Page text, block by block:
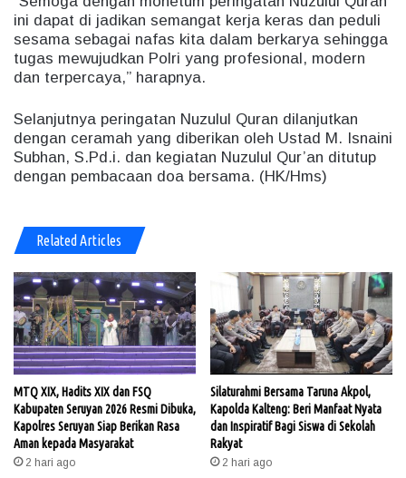
ini dapat di jadikan semangat kerja keras dan peduli
sesama sebagai nafas kita dalam berkarya sehingga
tugas mewujudkan Polri yang profesional, modern
dan terpercaya,” harapnya.
Selanjutnya peringatan Nuzulul Quran dilanjutkan
dengan ceramah yang diberikan oleh Ustad M. Isnaini
Subhan, S.Pd.i. dan kegiatan Nuzulul Qur’an ditutup
dengan pembacaan doa bersama. (HK/Hms)
Related Articles
MTQ XIX, Hadits XIX dan FSQ
Kabupaten Seruyan 2026 Resmi Dibuka,
Kapolres Seruyan Siap Berikan Rasa
Aman kepada Masyarakat
2 hari ago
Silaturahmi Bersama Taruna Akpol,
Kapolda Kalteng: Beri Manfaat Nyata
dan Inspiratif Bagi Siswa di Sekolah
Rakyat
2 hari ago